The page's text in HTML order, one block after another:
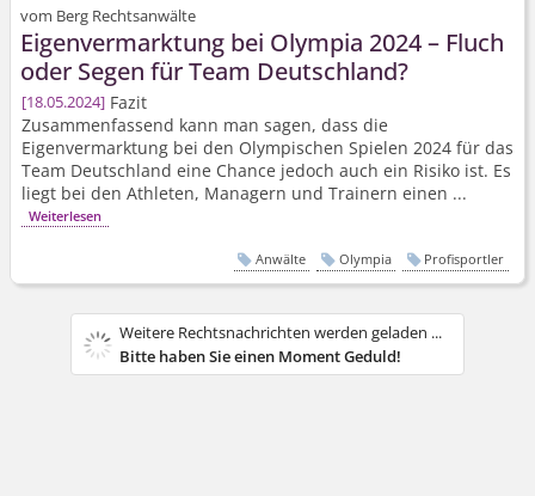
vom Berg Rechtsanwälte
Eigenvermarktung bei Olympia 2024 – Fluch
oder Segen für Team Deutschland?
18.05.2024 Fazit
Zusammenfassend kann man sagen, dass die
Eigenvermarktung bei den Olympischen Spielen 2024 für das
Team Deutschland eine Chance jedoch auch ein Risiko ist. Es
liegt bei den Athleten, Managern und Trainern einen ...
Weiterlesen
Anwälte Olympia Profisportler
sportrechtblog.de